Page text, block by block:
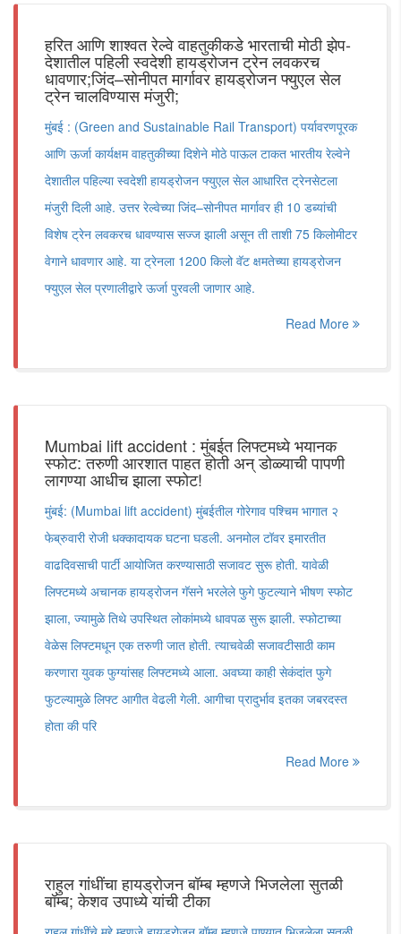
हरित आणि शाश्वत रेल्वे वाहतुकीकडे भारताची मोठी झेप-
देशातील पहिली स्वदेशी हायड्रोजन ट्रेन लवकरच
धावणार;जिंद–सोनीपत मार्गावर हायड्रोजन फ्युएल सेल
ट्रेन चालविण्यास मंजुरी;
मुंबई : (Green and Sustainable Rail Transport) पर्यावरणपूरक
आणि ऊर्जा कार्यक्षम वाहतुकीच्या दिशेने मोठे पाऊल टाकत भारतीय रेल्वेने
देशातील पहिल्या स्वदेशी हायड्रोजन फ्युएल सेल आधारित ट्रेनसेटला
मंजुरी दिली आहे. उत्तर रेल्वेच्या जिंद–सोनीपत मार्गावर ही 10 डब्यांची
विशेष ट्रेन लवकरच धावण्यास सज्ज झाली असून ती ताशी 75 किलोमीटर
वेगाने धावणार आहे. या ट्रेनला 1200 किलो वॅट क्षमतेच्या हायड्रोजन
फ्युएल सेल प्रणालीद्वारे ऊर्जा पुरवली जाणार आहे.
Read More
Mumbai lift accident : मुंबईत लिफ्टमध्ये भयानक
स्फोट: तरुणी आरशात पाहत होती अन् डोळ्याची पापणी
लागण्या आधीच झाला स्फोट!
मुंबई: (Mumbai lift accident) मुंबईतील गोरेगाव पश्चिम भागात २
फेब्रुवारी रोजी धक्कादायक घटना घडली. अनमोल टॉवर इमारतीत
वाढदिवसाची पार्टी आयोजित करण्यासाठी सजावट सुरू होती. यावेळी
लिफ्टमध्ये अचानक हायड्रोजन गॅसने भरलेले फुगे फुटल्याने भीषण स्फोट
झाला, ज्यामुळे तिथे उपस्थित लोकांमध्ये धावपळ सुरू झाली. स्फोटाच्या
वेळेस लिफ्टमधून एक तरुणी जात होती. त्याचवेळी सजावटीसाठी काम
करणारा युवक फुग्यांसह लिफ्टमध्ये आला. अवघ्या काही सेकंदांत फुगे
फुटल्यामुळे लिफ्ट आगीत वेढली गेली. आगीचा प्रादुर्भाव इतका जबरदस्त
होता की परि
Read More
राहुल गांधींचा हायड्रोजन बॉम्ब म्हणजे भिजलेला सुतळी
बॉम्ब; केशव उपाध्ये यांची टीका